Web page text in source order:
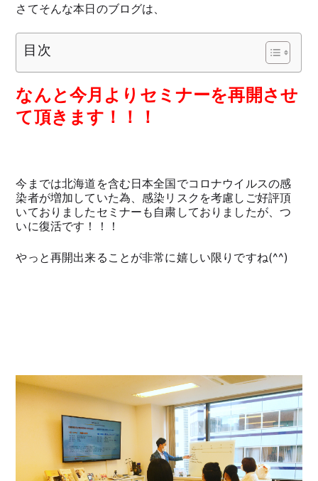
さてそんな本日のブログは、
目次
なんと今月よりセミナーを再開させ
て頂きます ！！！
今までは北海道を含む日本全国でコロナウイルスの感
染者が増加していた為、感染リスクを考慮しご好評頂
いておりましたセミナーも自粛しておりましたが、つ
いに復活です！！！
やっと再開出来ることが非常に嬉しい限りですね(^^)